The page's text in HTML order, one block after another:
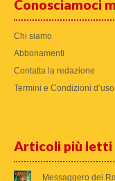
Conosciamoci
Chi siamo
Abbonamenti
Contatta la redazione
Termini e Condizioni d’uso
Articoli più letti
Messaggero dei